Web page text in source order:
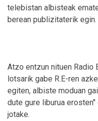
telebistan albisteak
berean publizitaterik egin.
Atzo entzun nituen Radio
lotsarik gabe R.E-ren
egiten, albiste moduan
dute gure liburua
jotake.